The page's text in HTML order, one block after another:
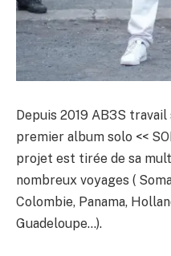
Depuis 2019 AB3S
premier album solo <<
projet est tirée de sa
nombreux voyages (
Colombie, Panama,
Guadeloupe…).